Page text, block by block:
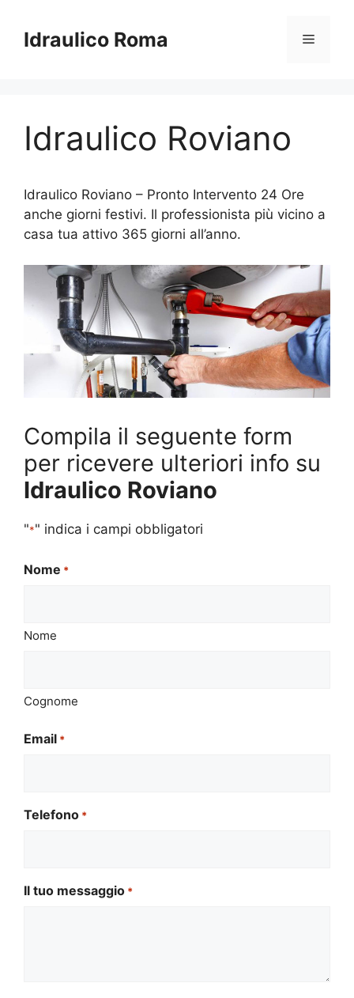
contenuto
Idraulico Roma Menu
Idraulico Roviano
Idraulico Roviano – Pronto Intervento 24 Ore
anche giorni festivi. Il professionista più vicino a
casa tua attivo 365 giorni all’anno.
Compila il seguente form
per ricevere ulteriori info su
Idraulico Roviano
"*" indica i campi obbligatori
Nome *
Nome
Cognome
Email *
Telefono *
Il tuo messaggio *